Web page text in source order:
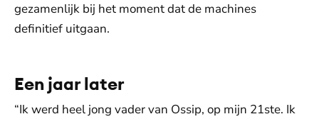
gezamenlijk bij het moment dat de machines
definitief uitgaan.
Een jaar later
“Ik werd heel jong vader van Ossip, op mijn 21ste. Ik